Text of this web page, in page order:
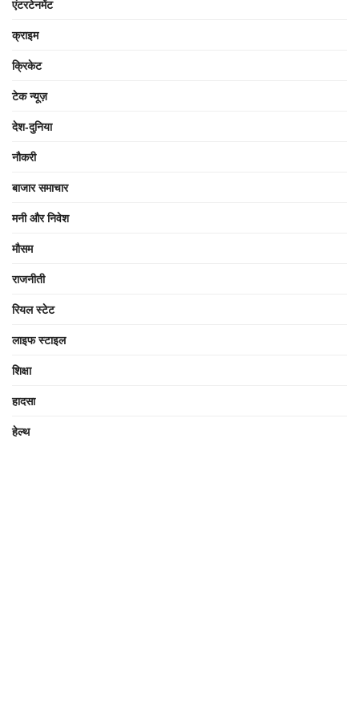
एंटरटेनमेंट
क्राइम
क्रिकेट
टेक न्यूज़
देश-दुनिया
नौकरी
बाजार समाचार
मनी और निवेश
मौसम
राजनीती
रियल स्टेट
लाइफ स्टाइल
शिक्षा
हादसा
हेल्थ